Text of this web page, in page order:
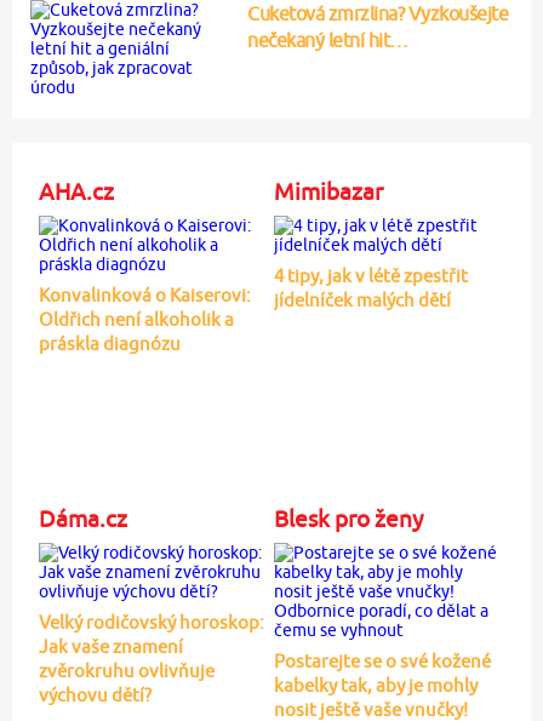
Cuketová zmrzlina? Vyzkoušejte
nečekaný letní hit…
AHA.cz
Konvalinková o Kaiserovi:
Oldřich není alkoholik a
práskla diagnózu
Mimibazar
4 tipy, jak v létě zpestřit
jídelníček malých dětí
Dáma.cz
Velký rodičovský horoskop:
Jak vaše znamení
zvěrokruhu ovlivňuje
výchovu dětí?
Blesk pro ženy
Postarejte se o své kožené
kabelky tak, aby je mohly
nosit ještě vaše vnučky!